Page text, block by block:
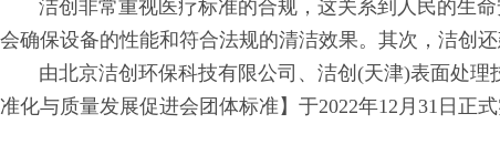
洁创非常重视医疗标准的合规，这关系到人民的生命
会确保设备的性能和符合法规的清洁效果。其次，洁创
由北京洁创环保科技有限公司、洁创(天津)表面处理
准化与质量发展促进会团体标准】于2022年12月31日正式